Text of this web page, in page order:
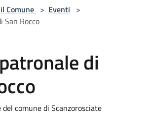
Comune > Eventi >
San Rocco
di
comune di Scanzorosciate